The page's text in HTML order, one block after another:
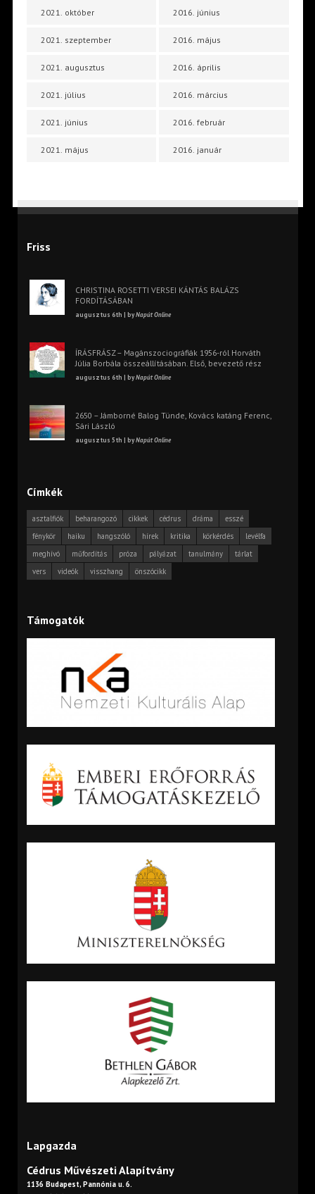
2021. október
2021. szeptember
2021. augusztus
2021. július
2021. június
2021. május
2016. június
2016. május
2016. április
2016. március
2016. február
2016. január
Friss
CHRISTINA ROSETTI VERSEI KÁNTÁS BALÁZS
FORDÍTÁSÁBAN
augusztus 6th | byNapút Online
ÍRÁSFRÁSZ – Magánszociográfiák 1956-ról Horváth
Júlia Borbála összeállításában. Első, bevezető rész
augusztus 6th | byNapút Online
2650 – Jámborné Balog Tünde, Kovács katáng Ferenc,
Sári László
augusztus 5th | byNapút Online
Címkék
asztalfiók beharangozó cikkek cédrus dráma
esszé
fénykör
haiku hangszóló hírek kritika körkérdés
levélfa
meghívó
műfordítás próza pályázat tanulmány
tárlat
vers
videók visszhang önszócikk
Támogatók
Lapgazda
Cédrus Művészeti Alapítvány
1136 Budapest, Pannónia u. 6.